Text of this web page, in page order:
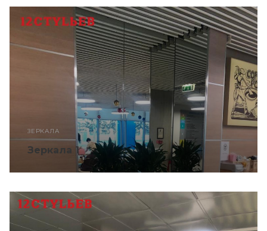
ЗЕРКАЛА
Зеркала 1